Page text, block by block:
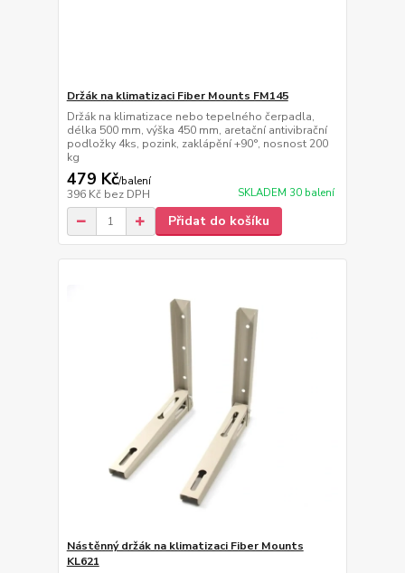
Držák na klimatizaci Fiber Mounts FM145
Držák na klimatizace nebo tepelného čerpadla,
délka 500 mm, výška 450 mm, aretační antivibrační
podložky 4ks, pozink, zaklápění +90°, nosnost 200
kg
479 Kč/balení
396 Kč bez DPH SKLADEM 30 balení
Přidat do košíku
Nástěnný držák na klimatizaci Fiber Mounts
KL621